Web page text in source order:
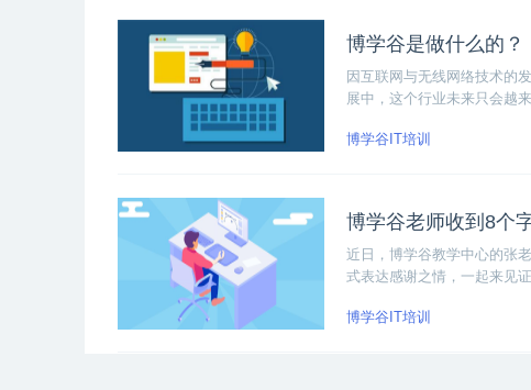
博学谷是做什么的？
因互联网与无线网络技术的
展中，这个行业未来只会越
博学谷IT培训
博学谷老师收到8个
近日，博学谷教学中心的张
式表达感谢之情，一起来见
博学谷IT培训